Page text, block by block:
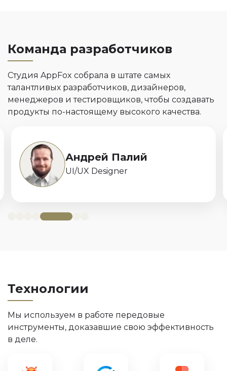
Команда разработчиков
Студия AppFox собрала в штате самых
талантливых разработчиков, дизайнеров,
менеджеров и тестировщиков, чтобы создавать
продукты по-настоящему высокого качества.
Игорь
Генеральский
QA engineer
Технологии
Мы используем в работе передовые
инструменты, доказавшие свою эффективность
в деле.